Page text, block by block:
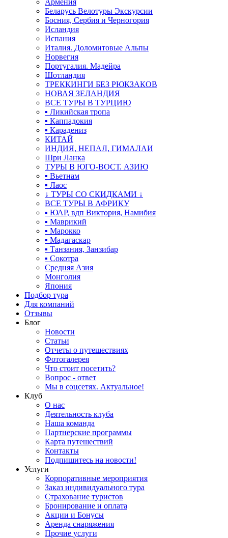
Армения
Беларусь Велотуры Экскурсии
Босния, Сербия и Черногория
Исландия
Испания
Италия. Доломитовые Альпы
Норвегия
Португалия. Мадейра
Шотландия
ТРЕККИНГИ БЕЗ РЮКЗАКОВ
НОВАЯ ЗЕЛАНДИЯ
ВСЕ ТУРЫ В ТУРЦИЮ
▪ Ликийская тропа
▪ Каппадокия
▪ Карадениз
КИТАЙ
ИНДИЯ, НЕПАЛ, ГИМАЛАИ
Шри Ланка
ТУРЫ В ЮГО-ВОСТ. АЗИЮ
▪ Вьетнам
▪ Лаос
↓ ТУРЫ СО СКИДКАМИ ↓
ВСЕ ТУРЫ В АФРИКУ
▪ ЮАР, вдп Виктория, Намибия
▪ Маврикий
▪ Марокко
▪ Мадагаскар
▪ Танзания, Занзибар
▪ Сокотра
Средняя Азия
Монголия
Япония
Подбор тура
Для компаний
Отзывы
Блог
Новости
Статьи
Отчеты о путешествиях
Фотогалерея
Что стоит посетить?
Вопрос - ответ
Мы в соцсетях. Актуальное!
Клуб
О нас
Деятельность клуба
Наша команда
Партнерские программы
Карта путешествий
Контакты
Подпишитесь на новости!
Услуги
Корпоративные мероприятия
Заказ индивидуального тура
Страхование туристов
Бронирование и оплата
Акции и Бонусы
Аренда снаряжения
Прочие услуги